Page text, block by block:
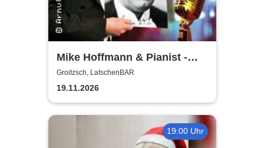
Mike Hoffmann & Pianist -
Nehm´n Sie´n Alten! | Ein Otto
Reutter-Abend
Groitzsch, LatschenBAR
19.11.2026
19:00 Uhr